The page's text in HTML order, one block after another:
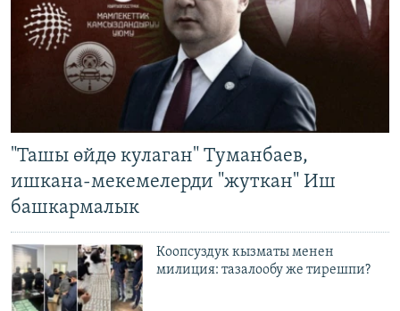
"Ташы өйдө кулаган" Туманбаев,
ишкана-мекемелерди "жуткан" Иш
башкармалык
Коопсуздук кызматы менен
милиция: тазалообу же тирешпи?